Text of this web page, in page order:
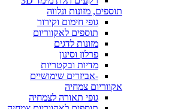
תוספים, מזונות ונלווה
גופי חימום וקירור
תוספים לאקווריום
מזונות לדגים
פרלון וסינון
מדיות ובקטריות
-אביזרים שימושיים
אקווריום צמחיה
גופי תאורה לצמחיה